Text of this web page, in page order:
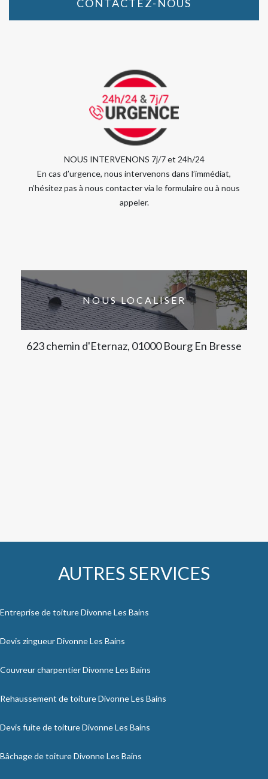
CONTACTEZ-NOUS
NOUS INTERVENONS 7j/7 et 24h/24
En cas d’urgence, nous intervenons dans l’immédiat,
n’hésitez pas à nous contacter via le formulaire ou à nous
appeler.
NOUS LOCALISER
623 chemin d'Eternaz, 01000 Bourg En Bresse
AUTRES SERVICES
Entreprise de toiture Divonne Les Bains
Devis zingueur Divonne Les Bains
Couvreur charpentier Divonne Les Bains
Rehaussement de toiture Divonne Les Bains
Devis fuite de toiture Divonne Les Bains
Bâchage de toiture Divonne Les Bains